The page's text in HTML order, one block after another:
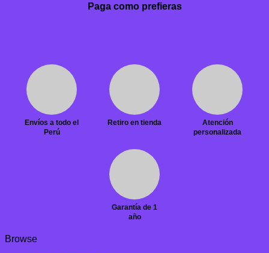
Paga como prefieras
Envíos a todo el
Perú
Retiro en tienda
Atención
personalizada
Garantía de 1
año
Browse